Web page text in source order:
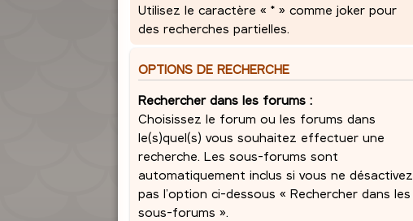
Utilisez le caractère « * » comme joker pour
des recherches partielles.
OPTIONS DE RECHERCHE
Rechercher dans les forums :
Choisissez le forum ou les forums dans
le(s)quel(s) vous souhaitez effectuer une
recherche. Les sous-forums sont
automatiquement inclus si vous ne désactivez
pas l’option ci-dessous « Rechercher dans les
sous-forums ».